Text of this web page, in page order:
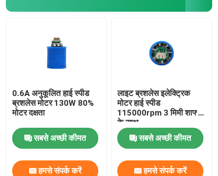
0.6A अनुकूलित हाई स्पीड
ब्रशलेस मोटर 130W 80%
मोटर दक्षता
सबसे अच्छी कीमत
हमसे संपर्क करें
लाइट ब्रशलेस इलेक्ट्रिक
मोटर हाई स्पीड
115000rpm 3 मिमी शाफ्ट
के साथ
सबसे अच्छी कीमत
हमसे संपर्क करें